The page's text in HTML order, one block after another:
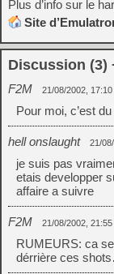
Plus d’info sur le
Site
Discussion (3)
F2M 21/08/2002, 17:10
Pour moi, c’est
hell onslaught 21/
je suis pas
etais developper
affaire a suivre
F2M 21/08/2002, 21:55
RUMEURS: ca
dérrière ces